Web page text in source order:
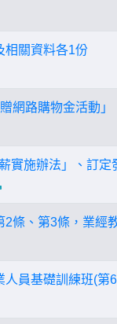
相關資料各1份
網路購物金活動」
實施辦法」、訂
條、第3條，業
員基礎訓練班(